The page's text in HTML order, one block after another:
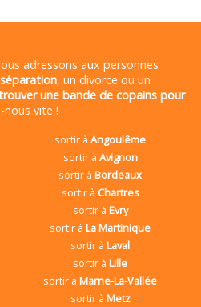
adressons aux personnes
, un divorce ou un
une bande de copains pour
nous vite !
sortir àAngoulême
sortir à Avignon
sortir àBordeaux
sortir à Chartres
sortir à Evry
sortir àLa Martinique
sortir àLaval
sortir àLille
sortir àMarne-La-Vallée
sortir à Metz